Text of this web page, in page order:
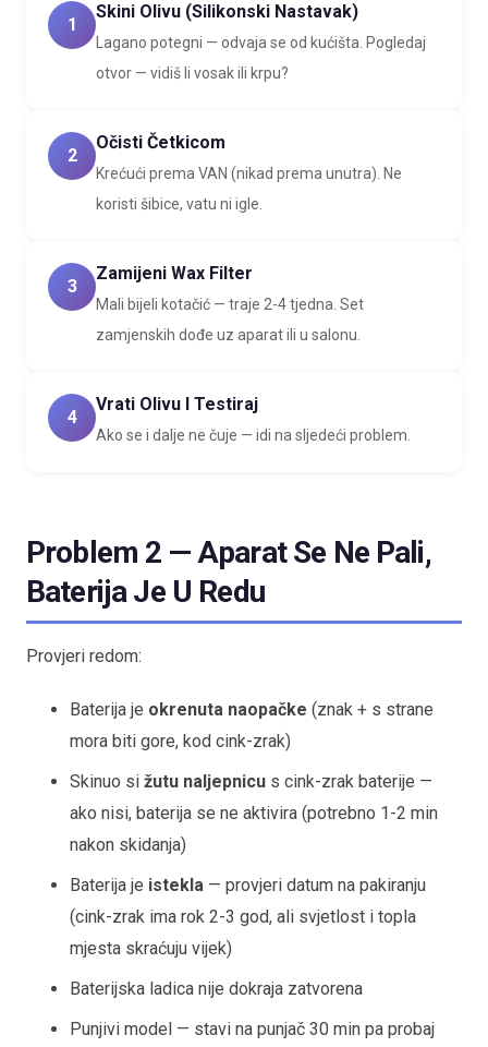
1
Skini Olivu (silikonski Nastavak)
Lagano potegni — odvaja se od kućišta. Pogledaj
otvor — vidiš li vosak ili krpu?
2
Očisti Četkicom
Krećući prema VAN (nikad prema unutra). Ne
koristi šibice, vatu ni igle.
3
Zamijeni Wax Filter
Mali bijeli kotačić — traje 2-4 tjedna. Set
zamjenskih dođe uz aparat ili u salonu.
4
Vrati Olivu I Testiraj
Ako se i dalje ne čuje — idi na sljedeći problem.
Problem 2 — Aparat Se Ne Pali,
Baterija Je U Redu
Provjeri redom:
Baterija je okrenuta naopačke (znak + s strane
mora biti gore, kod cink-zrak)
Skinuo si žutu naljepnicu s cink-zrak baterije —
ako nisi, baterija se ne aktivira (potrebno 1-2 min
nakon skidanja)
Baterija je istekla — provjeri datum na pakiranju
(cink-zrak ima rok 2-3 god, ali svjetlost i topla
mjesta skraćuju vijek)
Baterijska ladica nije dokraja zatvorena
Punjivi model — stavi na punjač 30 min pa probaj